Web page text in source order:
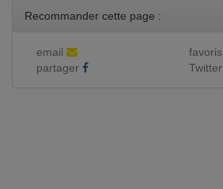
Recommander cette page :
email
favoris
partager
Twitter